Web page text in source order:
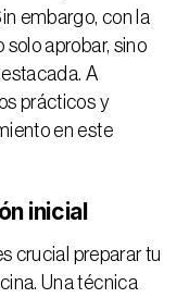
embargo, con la
aprobar, sino
A
prácticos y
en este
inicial
crucial preparar tu
Una técnica